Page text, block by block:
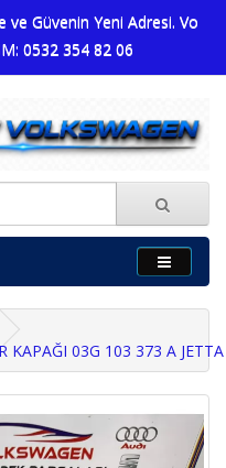
Güvenin Yeni Adresi.
0532 354 82 06
KAPAĞI 03G 103 373 A